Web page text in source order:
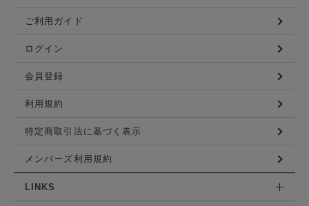
ご利用ガイド
ログイン
会員登録
利用規約
特定商取引法に基づく表示
メンバーズ利用規約
LINKS